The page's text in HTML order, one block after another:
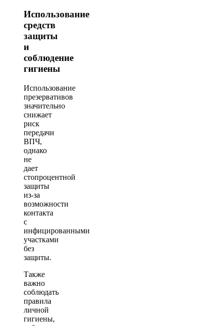
Использование
средств
защиты
и
соблюдение
гигиены
Использование
презервативов
значительно
снижает
риск
передачи
ВПЧ,
однако
не
дает
стопроцентной
защиты
из-за
возможности
контакта
с
инфицированными
участками
без
защиты.
Также
важно
соблюдать
правила
личной
гигиены,